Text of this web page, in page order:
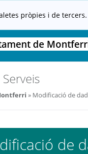
pròpies i de
de
Modificació de
de